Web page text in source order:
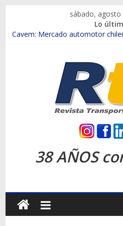
contenido
sábado, agosto
Lo
Chile es el primer mercado
Salfa suma vehículos
Samex amplía su red con nuevas
SINOTRUK Pick-ups presentó la
la Expo Compras Públicas 2026
Revista
Terrestre
38 AÑOS